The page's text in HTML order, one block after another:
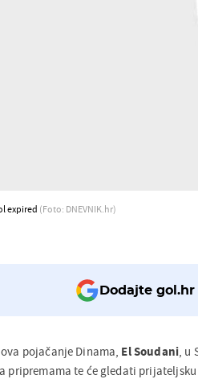
expired (Foto: DNEVNIK.hr)
Dodajte
pojačanje Dinama, El Soudani, u
pripremama te će gledati